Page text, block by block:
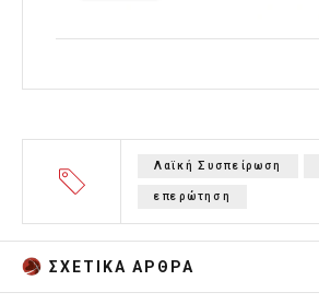
Λαϊκή Συσπείρωση
επερώτηση
ΣΧΕΤΙΚA AΡΘΡΑ